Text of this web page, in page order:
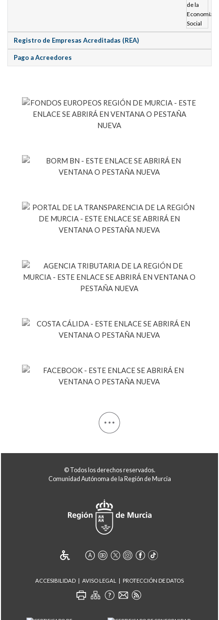
Registro de Empresas Acreditadas (REA)
Pago a Acreedores
© Todos los derechos reservados.
Comunidad Autónoma de la Región de Murcia
ACCESIBILIDAD AVISO LEGAL PROTECCIÓN DE DATOS